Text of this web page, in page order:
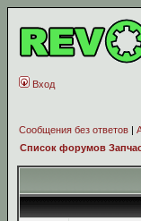
Вход
Сообщения без ответов |
Список форумов